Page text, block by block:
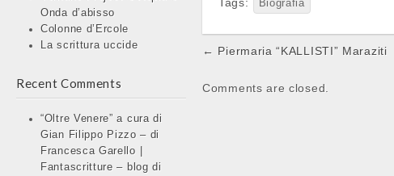
Onda d’abisso
Colonne d’Ercole
La scrittura uccide
Recent Comments
“Oltre Venere” a cura di
Gian Filippo Pizzo – di
Francesca Garello |
Fantascritture – blog di
Biografia
Post
← Piermaria “KALLISTI” Maraziti
Comments are closed.